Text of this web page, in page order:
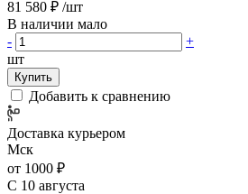
81 580 ₽ /шт
В наличии мало
-
+
шт
Купить
Добавить к сравнению
Доставка курьером
Мск
от 1000 ₽
С 10 августа